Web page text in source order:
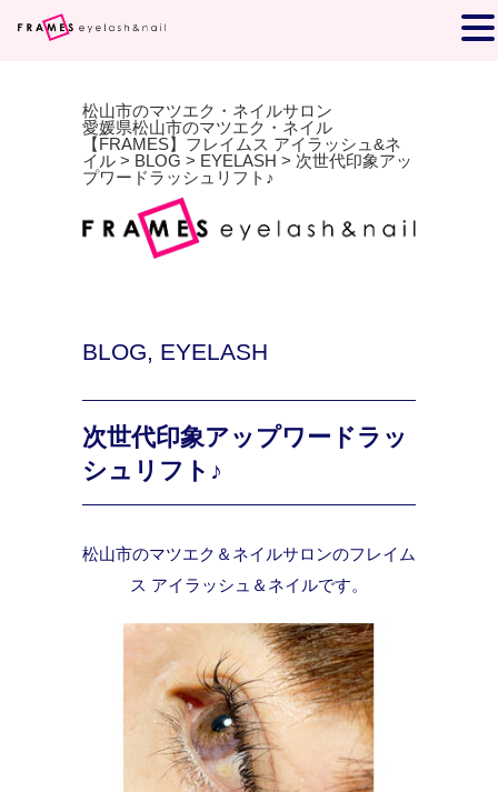
松山市のマツエク・ネイルサロン
愛媛県松山市のマツエク・ネイル
【FRAMES】フレイムス アイラッシュ&ネ
イル > BLOG > EYELASH > 次世代印象アッ
プワードラッシュリフト♪
BLOG, EYELASH
次世代印象アップワードラッ
シュリフト♪
松山市のマツエク＆ネイルサロンのフレイム
ス アイラッシュ＆ネイルです。